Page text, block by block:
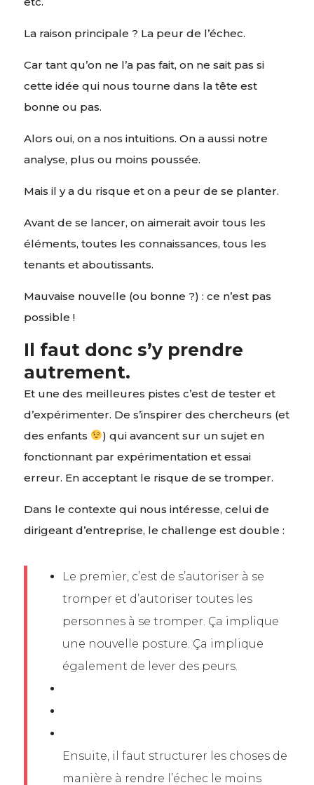
La raison principale ? La peur de l’échec.
Car tant qu’on ne l’a pas fait, on ne sait pas si
cette idée qui nous tourne dans la tête est
bonne ou pas.
Alors oui, on a nos intuitions. On a aussi notre
analyse, plus ou moins poussée.
Mais il y a du risque et on a peur de se planter.
Avant de se lancer, on aimerait avoir tous les
éléments, toutes les connaissances, tous les
tenants et aboutissants.
Mauvaise nouvelle (ou bonne ?) : ce n’est pas
possible !
Il faut donc s’y prendre
autrement.
Et une des meilleures pistes c’est de tester et
d’expérimenter. De s’inspirer des chercheurs (et
des enfants
) qui avancent sur un sujet en
fonctionnant par expérimentation et essai
erreur. En acceptant le risque de se tromper.
Dans le contexte qui nous intéresse, celui de
dirigeant d’entreprise, le challenge est double :
Le premier, c’est de s’autoriser à se
tromper et d’autoriser toutes les
personnes à se tromper. Ça implique
une nouvelle posture. Ça implique
également de lever des peurs.
Ensuite, il faut structurer les choses de
manière à rendre l’échec le moins